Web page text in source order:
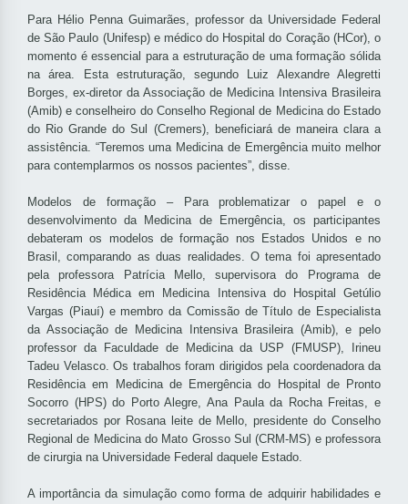
Para Hélio Penna Guimarães, professor da Universidade Federal
de São Paulo (Unifesp) e médico do Hospital do Coração (HCor), o
momento é essencial para a estruturação de uma formação sólida
na área. Esta estruturação, segundo Luiz Alexandre Alegretti
Borges, ex-diretor da Associação de Medicina Intensiva Brasileira
(Amib) e conselheiro do Conselho Regional de Medicina do Estado
do Rio Grande do Sul (Cremers), beneficiará de maneira clara a
assistência. “Teremos uma Medicina de Emergência muito melhor
para contemplarmos os nossos pacientes”, disse.
Modelos de formação – Para problematizar o papel e o
desenvolvimento da Medicina de Emergência, os participantes
debateram os modelos de formação nos Estados Unidos e no
Brasil, comparando as duas realidades. O tema foi apresentado
pela professora Patrícia Mello, supervisora do Programa de
Residência Médica em Medicina Intensiva do Hospital Getúlio
Vargas (Piauí) e membro da Comissão de Título de Especialista
da Associação de Medicina Intensiva Brasileira (Amib), e pelo
professor da Faculdade de Medicina da USP (FMUSP), Irineu
Tadeu Velasco. Os trabalhos foram dirigidos pela coordenadora da
Residência em Medicina de Emergência do Hospital de Pronto
Socorro (HPS) do Porto Alegre, Ana Paula da Rocha Freitas, e
secretariados por Rosana leite de Mello, presidente do Conselho
Regional de Medicina do Mato Grosso Sul (CRM-MS) e professora
de cirurgia na Universidade Federal daquele Estado.
A importância da simulação como forma de adquirir habilidades e